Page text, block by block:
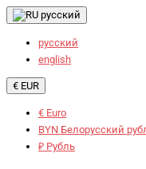
русский
русский
english
€ EUR
€ Euro
BYN Белорусский
₽ Рубль